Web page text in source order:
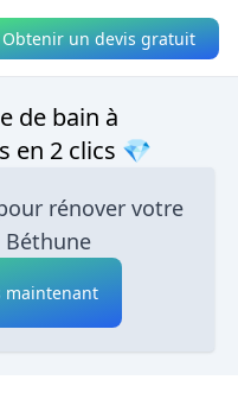
Obtenir un devis gratuit
de bain à
en 2 clics 💎
rénover votre
Béthune
maintenant